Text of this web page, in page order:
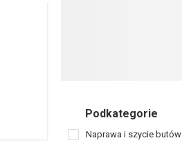
Podkategorie
Naprawa i szycie butów